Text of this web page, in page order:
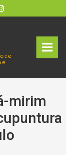
de
e
Men
mirim